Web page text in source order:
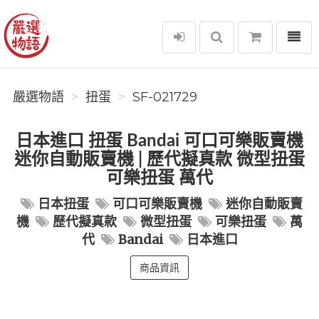
嚴選物語
選單
嚴選物語 扭蛋 SF-021729
日本進口 扭蛋 Bandai 可口可樂販賣機
迷你自動販賣機 | 歷代擬真款 微型扭蛋
可樂扭蛋 萬代
日本扭蛋 可口可樂販賣機
迷你自動販賣
機
歷代擬真款 微型扭蛋 可樂扭蛋
萬
代
Bandai 日本進口
商品資訊